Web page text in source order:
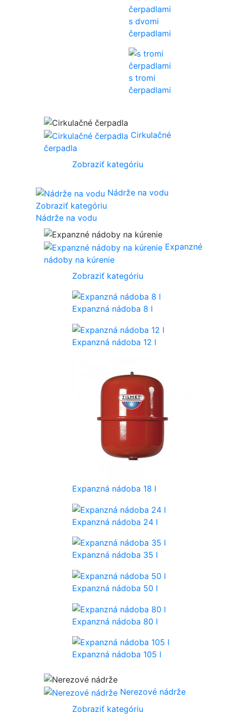
s dvomi
čerpadlami
s tromi
čerpadlami
Cirkulačné
čerpadla
Zobraziť kategóriu
Nádrže na vodu
Zobraziť kategóriu
Nádrže na vodu
Expanzné
nádoby na kúrenie
Zobraziť kategóriu
Expanzná nádoba 8 l
Expanzná nádoba 12 l
Expanzná nádoba 18 l
Expanzná nádoba 24 l
Expanzná nádoba 35 l
Expanzná nádoba 50 l
Expanzná nádoba 80 l
Expanzná nádoba 105 l
Nerezové nádrže
Zobraziť kategóriu